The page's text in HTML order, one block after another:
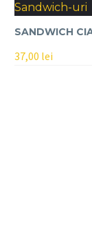
Sandwich-uri
SANDWICH
37,00 lei